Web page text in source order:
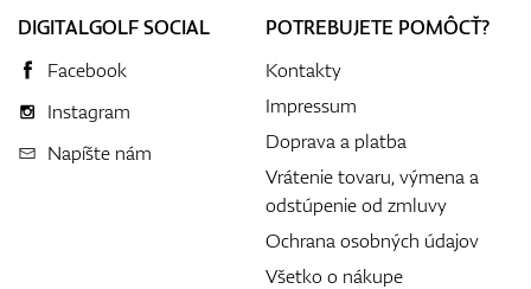
DIGITALGOLF SOCIAL
Facebook
Instagram
Napíšte nám
POTREBUJETE POMÔCŤ?
Kontakty
Impressum
Doprava a platba
Vrátenie tovaru, výmena a
odstúpenie od zmluvy
Ochrana osobných údajov
Všetko o nákupe